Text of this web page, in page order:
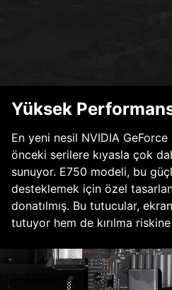
Yüksek
En yeni nesil NVIDIA GeForce
önceki serilere kıyasla çok
sunuyor. E750 modeli, bu
desteklemek için özel
donatılmış. Bu tutucular,
tutuyor hem de kırılma